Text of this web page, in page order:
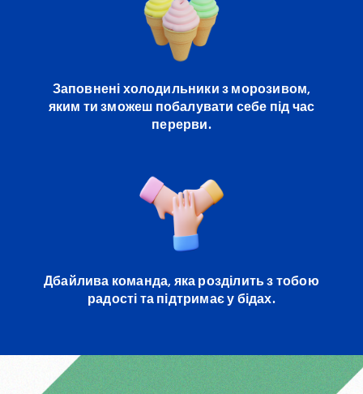
Заповнені холодильники з морозивом,
яким ти зможеш побалувати себе під час
перерви.
Дбайлива команда, яка розділить з тобою
радості та підтримає у бідах.